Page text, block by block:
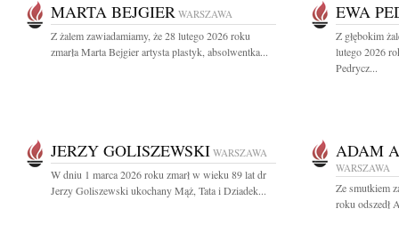
MARTA BEJGIER WARSZAWA
Z żalem zawiadamiamy, że 28 lutego 2026 roku
zmarła Marta Bejgier artysta plastyk, absolwentka...
EWA
Z głębokim
lutego 2026
Pedrycz...
JERZY GOLISZEWSKI WARSZAWA
W dniu 1 marca 2026 roku zmarł w wieku 89 lat dr
Jerzy Goliszewski ukochany Mąż, Tata i Dziadek...
ADAM
WARSZAWA
Ze smutkiem
roku odszedł